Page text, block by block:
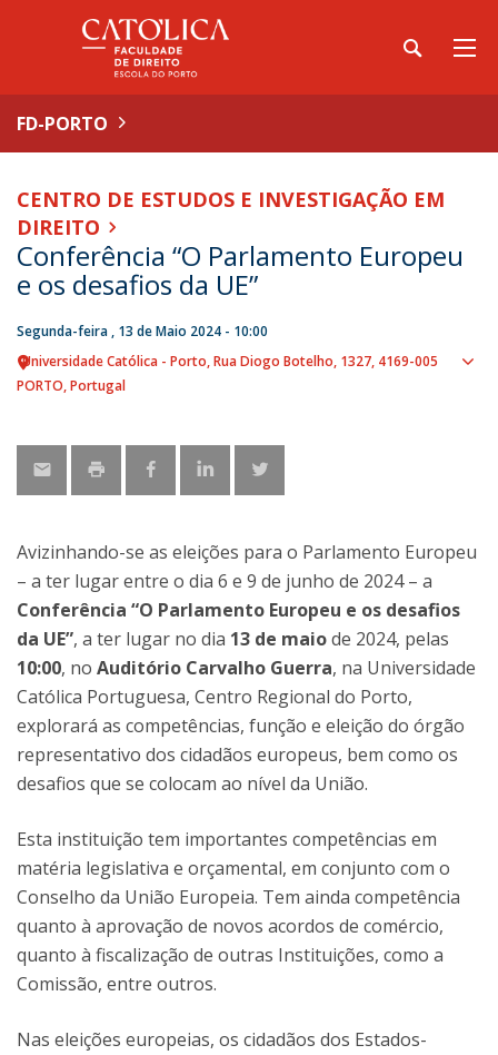
FD-PORTO
CENTRO DE ESTUDOS E INVESTIGAÇÃO EM
DIREITO
Conferência “O Parlamento Europeu
e os desafios da UE”
Segunda-feira , 13 de Maio 2024 - 10:00
Universidade Católica - Porto Rua Diogo Botelho, 1327 4169-005
PORTO Portugal
Avizinhando-se as eleições para o Parlamento Europeu
– a ter lugar entre o dia 6 e 9 de junho de 2024 – a
Conferência “O Parlamento Europeu e os desafios
da UE”, a ter lugar no dia 13 de maiode 2024, pelas
10:00, no Auditório Carvalho Guerra, na Universidade
Católica Portuguesa, Centro Regional do Porto,
explorará as competências, função e eleição do órgão
representativo dos cidadãos europeus, bem como os
desafios que se colocam ao nível da União.
Esta instituição tem importantes competências em
matéria legislativa e orçamental, em conjunto com o
Conselho da União Europeia. Tem ainda competência
quanto à aprovação de novos acordos de comércio,
quanto à fiscalização de outras Instituições, como a
Comissão, entre outros.
Nas eleições europeias, os cidadãos dos Estados-